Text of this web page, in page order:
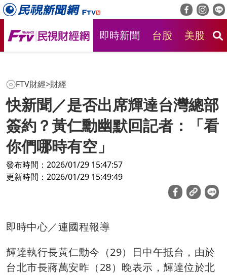
即時新聞 台股 美股
FTV財經>財經
快新聞／是否出席輝達台灣總部
簽約？黃仁勳幽默回記者：「看
你們哪時有空」
發布時間：2026/01/29 15:47:57
更新時間：2026/01/29 15:49:49
即時中心／連國程報導
輝達執行長黃仁勳今（29）日中午抵台，由於
台北市長蔣萬安昨（28）晚表示，輝達位於北